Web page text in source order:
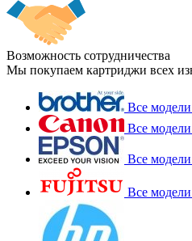
Возможность сотрудничества
Мы покупаем картриджи всех
Все
Все
Все
Все